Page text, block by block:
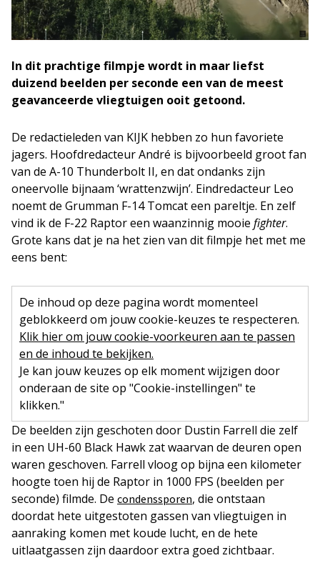
In dit prachtige filmpje wordt in maar liefst
duizend beelden per seconde een van de meest
geavanceerde vliegtuigen ooit getoond.
De redactieleden van KIJK hebben zo hun favoriete
jagers. Hoofdredacteur André is bijvoorbeeld groot fan
van de A-10 Thunderbolt II, en dat ondanks zijn
oneervolle bijnaam ‘wrattenzwijn’. Eindredacteur Leo
noemt de Grumman F-14 Tomcat een pareltje. En zelf
vind ik de F-22 Raptor een waanzinnig mooie fighter.
Grote kans dat je na het zien van dit filmpje het met me
eens bent:
De inhoud op deze pagina wordt momenteel
geblokkeerd om jouw cookie-keuzes te respecteren.
Klik hier om jouw cookie-voorkeuren aan te passen
en de inhoud te bekijken.
Je kan jouw keuzes op elk moment wijzigen door
onderaan de site op "Cookie-instellingen" te
klikken."
De beelden zijn geschoten door Dustin Farrell die zelf
in een UH-60 Black Hawk zat waarvan de deuren open
waren geschoven. Farrell vloog op bijna een kilometer
hoogte toen hij de Raptor in 1000 FPS (beelden per
seconde) filmde. De condenssporen, die ontstaan
doordat hete uitgestoten gassen van vliegtuigen in
aanraking komen met koude lucht, en de hete
uitlaatgassen zijn daardoor extra goed zichtbaar.